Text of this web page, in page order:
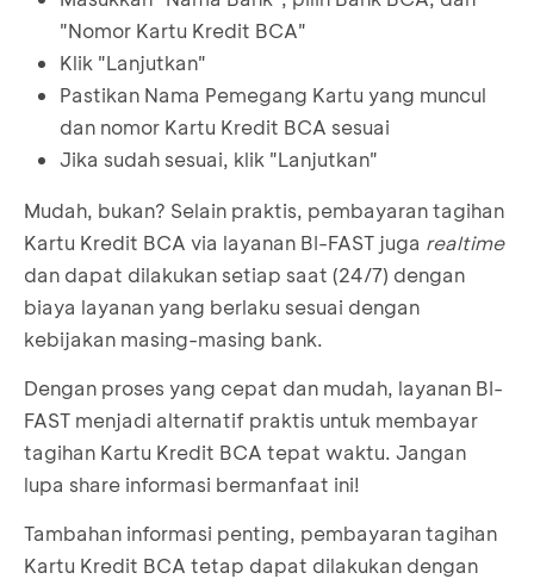
"Nomor Kartu Kredit BCA"
Klik "Lanjutkan"
Pastikan Nama Pemegang Kartu yang muncul
dan nomor Kartu Kredit BCA sesuai
Jika sudah sesuai, klik "Lanjutkan"
Mudah, bukan? Selain praktis, pembayaran tagihan
Kartu Kredit BCA via layanan BI-FAST juga realtime
dan dapat dilakukan setiap saat (24/7) dengan
biaya layanan yang berlaku sesuai dengan
kebijakan masing-masing bank.
Dengan proses yang cepat dan mudah, layanan BI-
FAST menjadi alternatif praktis untuk membayar
tagihan Kartu Kredit BCA tepat waktu. Jangan
lupa share informasi bermanfaat ini!
Tambahan informasi penting, pembayaran tagihan
Kartu Kredit BCA tetap dapat dilakukan dengan